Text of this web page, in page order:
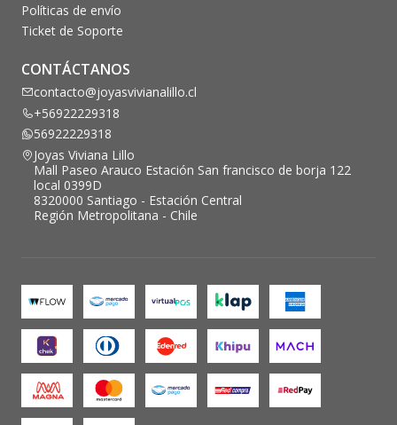
Políticas de envío
Ticket de Soporte
CONTÁCTANOS
contacto@joyasvivianalillo.cl
+56922229318
56922229318
Joyas Viviana Lillo
Mall Paseo Arauco Estación San francisco de borja 122
local 0399D
8320000 Santiago - Estación Central
Región Metropolitana - Chile